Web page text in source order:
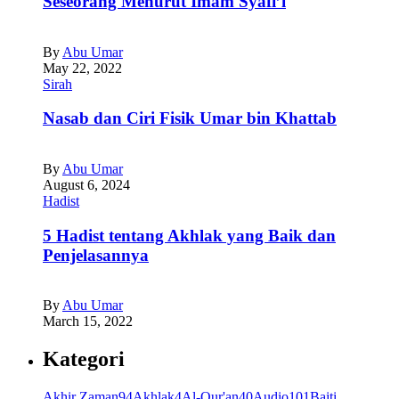
By Abu Umar
May 22, 2022
Sirah
Nasab dan Ciri Fisik Umar bin Khattab
By Abu Umar
August 6, 2024
Hadist
5 Hadist tentang Akhlak yang Baik dan
Penjelasannya
ByAbu Umar
March 15, 2022
Kategori